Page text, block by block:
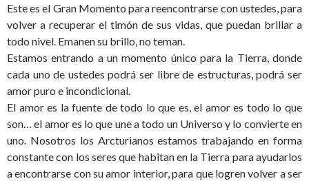
Este es el Gran Momento para reencontrarse con ustedes, para
volver a recuperar el timón de sus vidas, que puedan brillar a
todo nivel. Emanen su brillo, no teman.
Estamos entrando a un momento único para la Tierra, donde
cada uno de ustedes podrá ser libre de estructuras, podrá ser
amor puro e incondicional.
El amor es la fuente de todo lo que es, el amor es todo lo que
son… el amor es lo que une a todo un Universo y lo convierte en
uno. Nosotros los Arcturianos estamos trabajando en forma
constante con los seres que habitan en la Tierra para ayudarlos
a encontrarse con su amor interior, para que logren volver a ser